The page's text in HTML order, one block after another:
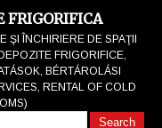
FRIGORIFICA
ÎNCHIRIERE DE SPAŢII
FRIGORIFICE,
BÉRTÁROLÁSI
RENTAL OF COLD